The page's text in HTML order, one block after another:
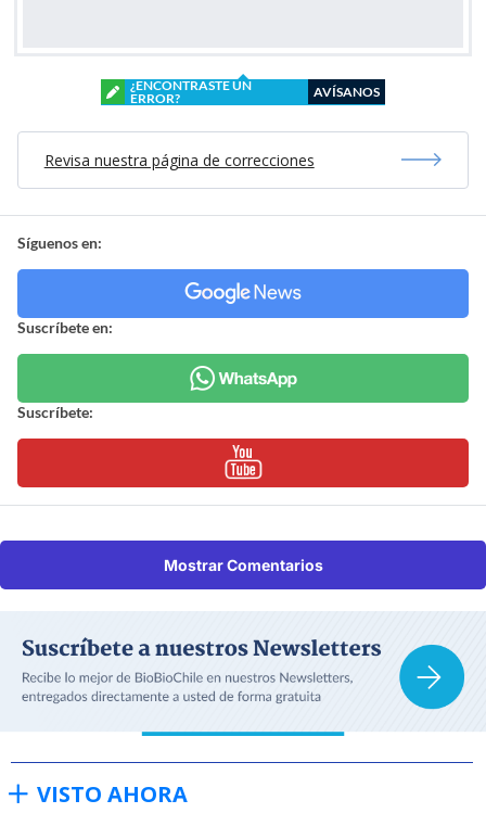
¿ENCONTRASTE UN
ERROR?
AVÍSANOS
Revisa nuestra página de correcciones
Síguenos en:
Suscríbete en:
Suscríbete:
Mostrar Comentarios
VISTO AHORA